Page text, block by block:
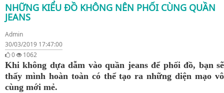
NHỮNG KIỂU ĐỒ KHÔNG NÊN PHỐI CÙNG QUẦN
JEANS
Admin
30/03/2019 17:47:00
0
1062
Khi không dựa dẫm vào quần jeans để phối đồ, bạn sẽ
thấy mình hoàn toàn có thể tạo ra những diện mạo vô
cùng mới mẻ.